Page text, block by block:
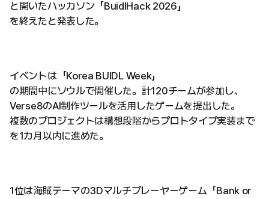
と開いたハッカソン「BuidlHack 2026」
を終えたと発表した。
イベントは「Korea BUIDL Week」
の期間中にソウルで開催した。計120チームが参加し、
Verse8のAI制作ツールを活用したゲームを提出した。
複数のプロジェクトは構想段階からプロトタイプ実装まで
を1カ月以内に進めた。
1位は海賊テーマの3Dマルチプレーヤーゲーム「Bank or